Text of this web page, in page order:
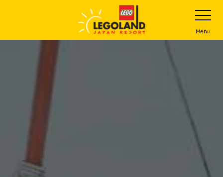
主
打
开
网
站
菜
单
Menu